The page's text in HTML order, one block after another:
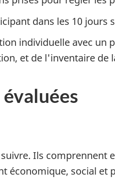
dans les 10 jours
individuelle avec un
et de l'inventaire de
Ils
économique, social et